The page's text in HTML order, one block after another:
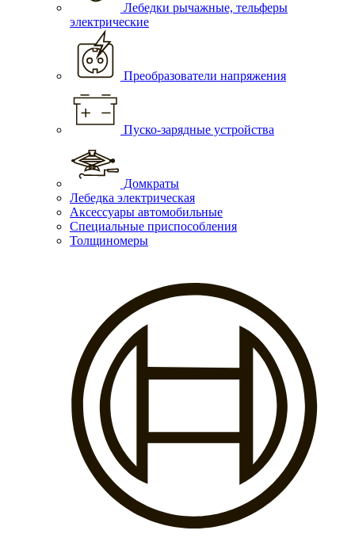
Лебедки рычажные, тельферы
электрические
Преобразователи напряжения
Пуско-зарядные устройства
Домкраты
Лебедка электрическая
Аксессуары автомобильные
Специальные приспособления
Толщиномеры